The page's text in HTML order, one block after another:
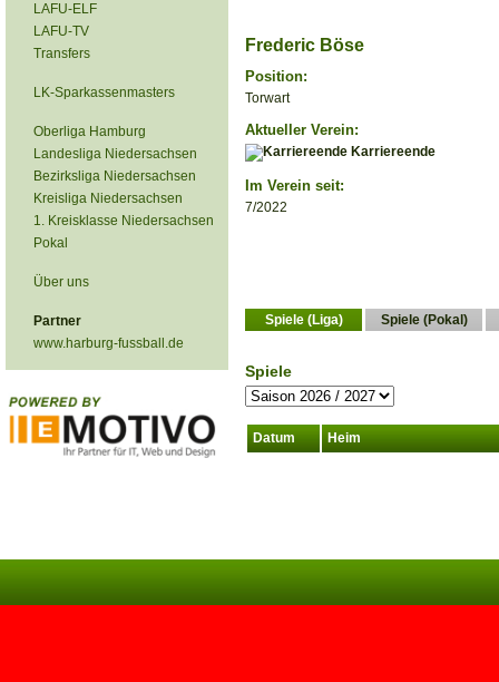
LAFU-ELF
LAFU-TV
Transfers
LK-Sparkassenmasters
Oberliga Hamburg
Landesliga Niedersachsen
Bezirksliga Niedersachsen
Kreisliga Niedersachsen
1. Kreisklasse Niedersachsen
Pokal
Über uns
Partner
www.harburg-fussball.de
Frederic Böse
Position:
Torwart
Aktueller Verein:
Karriereende
Im Verein seit:
7/2022
Spiele (Liga) Spiele (Pokal)
Spiele
Datum Heim